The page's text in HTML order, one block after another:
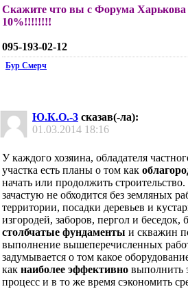
Скажите что вы с Форума Харькова
10%!!!!!!!!
095-193-02-12
Бур Смерч
Ю.К.О.-3 сказав(-ла):
01.03.2014 18:16
У каждого хозяина, обладателя
участка есть планы о том как
начать или продолжить
зачастую не обходится без земляных
территории, посадки деревьев и
изгородей, заборов, пергол и беседок,
столбчатые фундаменты и скважин
выполнение вышеперечисленных
задумывается о том какое
как наиболее эффективно выполнить
процесс и в то же время сэкономить